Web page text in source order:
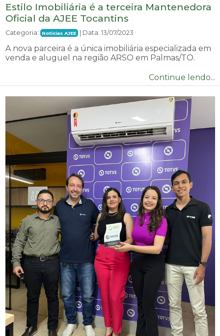
Estilo Imobiliária é a terceira Mantenedora
Oficial da AJEE Tocantins
Categoria: Notícias AJEE | Data: 13/07/2023
A nova parceira é a única imobiliária especializada em
venda e aluguel na região ARSO em Palmas/TO.
Continue lendo...